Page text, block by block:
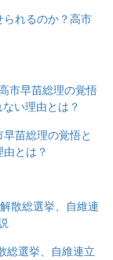
られるのか？高市
早苗総理の覚悟と
とは？
総選挙、自維連立